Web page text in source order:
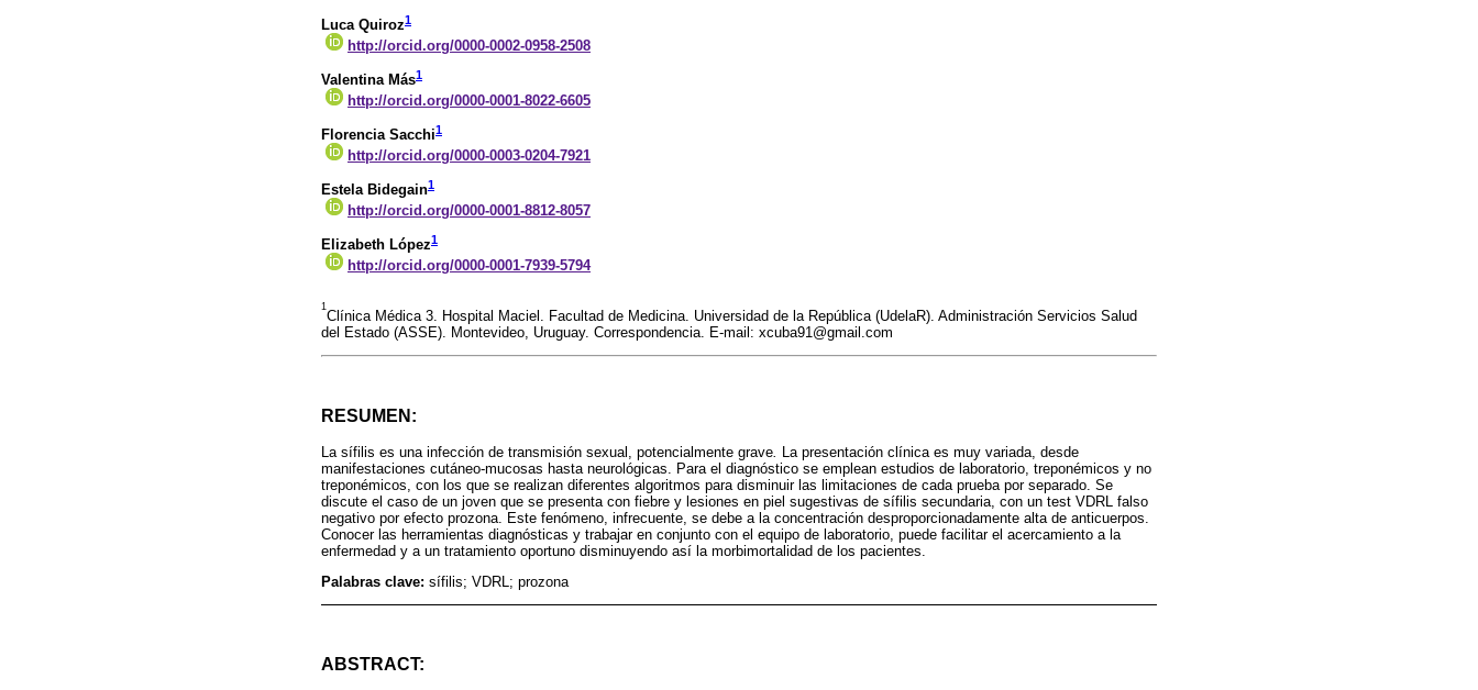
Luca Quiroz1
http://orcid.org/0000-0002-0958-2508
Valentina Más1
http://orcid.org/0000-0001-8022-6605
Florencia Sacchi1
http://orcid.org/0000-0003-0204-7921
Estela Bidegain1
http://orcid.org/0000-0001-8812-8057
Elizabeth López1
http://orcid.org/0000-0001-7939-5794
1
Clínica Médica 3. Hospital Maciel. Facultad de Medicina. Universidad de la República (UdelaR). Administración Servicios Salud
del Estado (ASSE). Montevideo, Uruguay. Correspondencia. E-mail: xcuba91@gmail.com
RESUMEN:
La sífilis es una infección de transmisión sexual, potencialmente grave. La presentación clínica es muy variada, desde
manifestaciones cutáneo-mucosas hasta neurológicas. Para el diagnóstico se emplean estudios de laboratorio, treponémicos y no
treponémicos, con los que se realizan diferentes algoritmos para disminuir las limitaciones de cada prueba por separado. Se
discute el caso de un joven que se presenta con fiebre y lesiones en piel sugestivas de sífilis secundaria, con un test VDRL falso
negativo por efecto prozona. Este fenómeno, infrecuente, se debe a la concentración desproporcionadamente alta de anticuerpos.
Conocer las herramientas diagnósticas y trabajar en conjunto con el equipo de laboratorio, puede facilitar el acercamiento a la
enfermedad y a un tratamiento oportuno disminuyendo así la morbimortalidad de los pacientes.
Palabras clave: sífilis; VDRL; prozona
ABSTRACT: